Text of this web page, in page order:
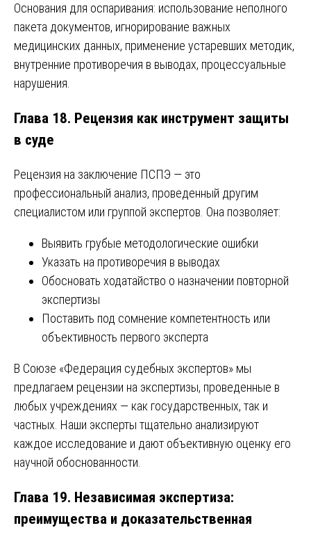
Основания для оспаривания: использование неполного
пакета документов, игнорирование важных
медицинских данных, применение устаревших методик,
внутренние противоречия в выводах, процессуальные
нарушения.
Глава 18. Рецензия как инструмент защиты
в суде
Рецензия на заключение ПСПЭ — это
профессиональный анализ, проведенный другим
специалистом или группой экспертов. Она позволяет:
Выявить грубые методологические ошибки
Указать на противоречия в выводах
Обосновать ходатайство о назначении повторной
экспертизы
Поставить под сомнение компетентность или
объективность первого эксперта
В Союзе «Федерация судебных экспертов» мы
предлагаем рецензии на экспертизы, проведенные в
любых учреждениях — как государственных, так и
частных. Наши эксперты тщательно анализируют
каждое исследование и дают объективную оценку его
научной обоснованности.
Глава 19. Независимая экспертиза:
преимущества и доказательственная